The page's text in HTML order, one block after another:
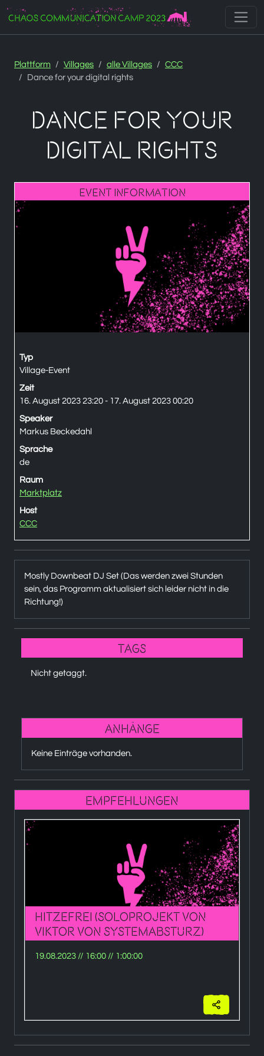
Zur Navigation
Zum Inhalt
Plattform Villages alle Villages
CCC
Dance for your digital rights
Dance for your
digital rights
Event Information
Typ
Village-Event
Zeit
16. August 2023 23:20 - 17. August 2023 00:20
Speaker
Markus Beckedahl
Sprache
de
Raum
Marktplatz
Host
CCC
Mostly Downbeat DJ Set (Das werden zwei Stunden
sein, das Programm aktualisiert sich leider nicht in die
Richtung!)
Tags
Nicht getaggt.
Anhänge
Keine Einträge vorhanden.
Empfehlungen
Hitzefrei (Soloprojekt von
Viktor von Systemabsturz)
19.08.2023 // 16:00 // 1:00:00